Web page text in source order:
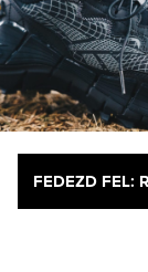
FEDEZD FEL: